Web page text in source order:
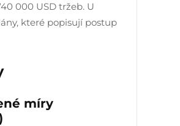
000 USD tržeb. U
které popisují postup
míry